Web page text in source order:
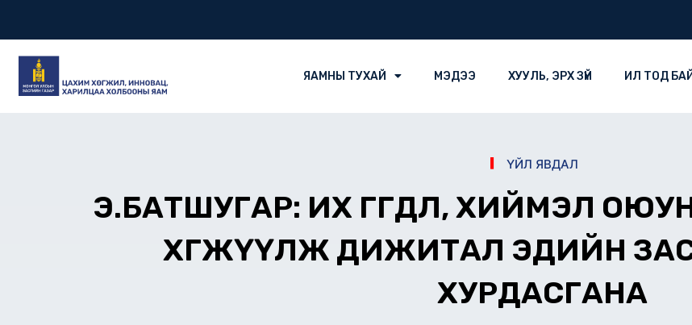
ЯАМНЫ ТУХАЙ МЭДЭЭ ХУУЛЬ, ЭРХ ЗҮЙ ИЛ ТОД
ҮЙЛ ЯВДАЛ
Э.БАТШУГАР: ИХ ӨГӨГДӨЛ, ХИЙМЭЛ
ХӨГЖҮҮЛЖ ДИЖИТАЛ ЭДИЙН
ХУРДАСГАНА